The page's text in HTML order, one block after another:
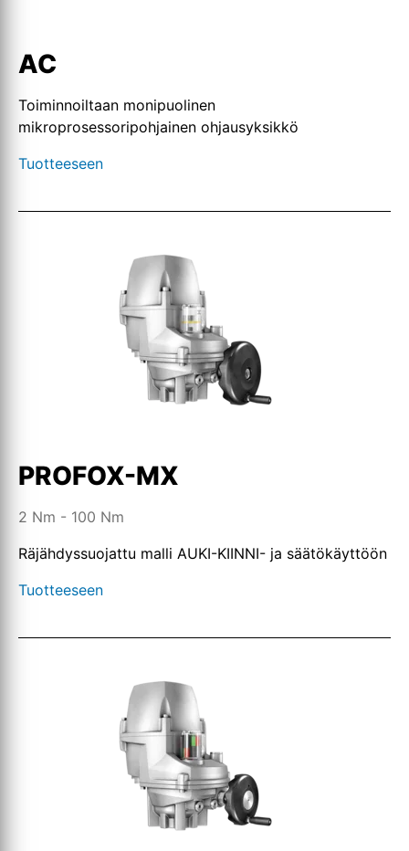
AC
Toiminnoiltaan monipuolinen
mikroprosessoripohjainen ohjausyksikkö
Tuotteeseen
PROFOX-MX
2 Nm - 100 Nm
Räjähdyssuojattu malli AUKI-KIINNI- ja säätökäyttöön
Tuotteeseen